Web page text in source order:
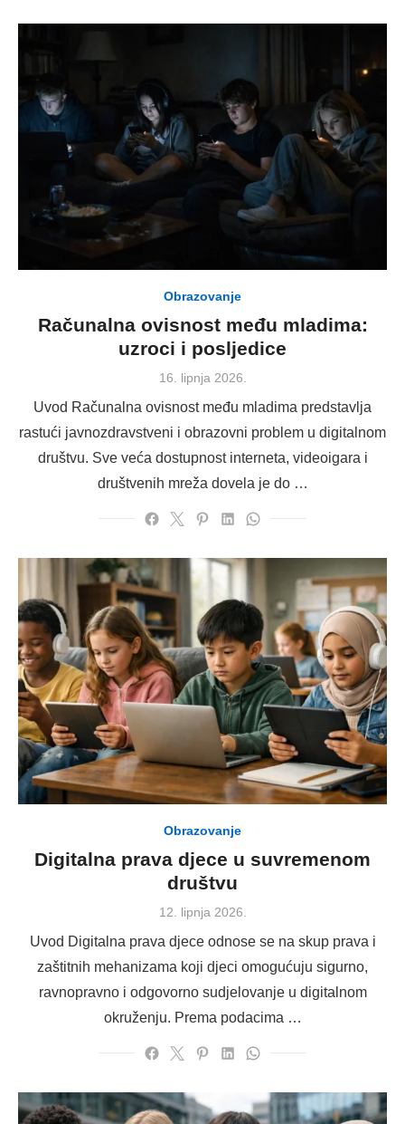
Obrazovanje
Računalna ovisnost među mladima:
uzroci i posljedice
Posted
16. lipnja 2026.
Uvod Računalna ovisnost među mladima predstavlja
rastući javnozdravstveni i obrazovni problem u digitalnom
društvu. Sve veća dostupnost interneta, videoigara i
društvenih mreža dovela je do …
Obrazovanje
Digitalna prava djece u suvremenom
društvu
Posted
12. lipnja 2026.
Uvod Digitalna prava djece odnose se na skup prava i
zaštitnih mehanizama koji djeci omogućuju sigurno,
ravnopravno i odgovorno sudjelovanje u digitalnom
okruženju. Prema podacima …